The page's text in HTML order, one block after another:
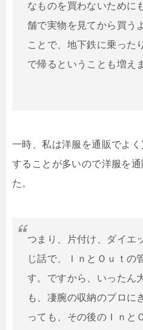
なものを買わないために
舗で実物を見てから買う
ことで、地下鉄に乗った
で帰るということも増え
一時、私は洋服を通販でよ
することが多いので洋服を
た。
つまり、片付け、ダイエ
じ話で、ＩｎとＯｕｔの
す。ですから、いったん
も、凄腕の収納のプロに
っても、その後のＩｎと